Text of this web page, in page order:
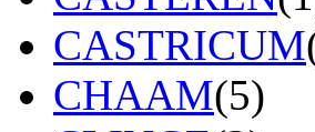
CASTRICUM
CHAAM(5)